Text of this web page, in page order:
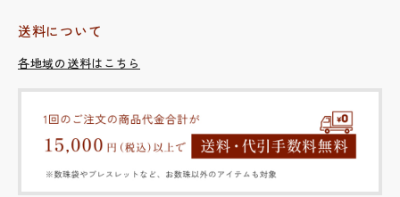
送料について
各地域の送料はこちら